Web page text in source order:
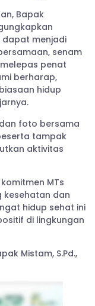
Bapak
menjadi
senam
penat
berharap,
hidup
foto bersama
tampak
aktivitas
MTs
kesehatan dan
hidup sehat ini
di lingkungan
Mistam, S.Pd.,